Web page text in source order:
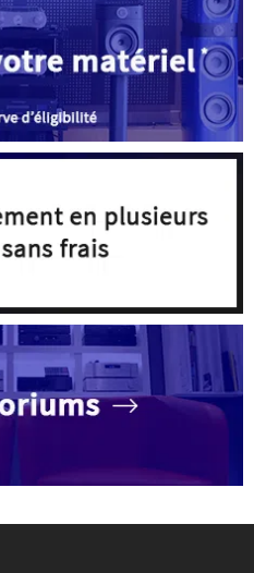
options
peuvent
être
choisies
sur
la
produit